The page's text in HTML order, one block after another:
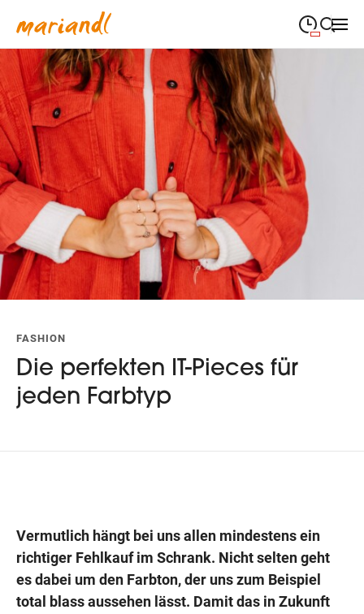
Suche schließen
Montag
MONTAG 09:00
Dienstag
DIENSTAG 09:00
Mittwoch
MITTWOCH 09:00
Donnerstag
DONNERSTAG 09:00—
Freitag
FREITAG 09:00 —
Samstag
SAMSTAG Feiertags geschlossen
FASHION
Die perfekten IT-Pieces für
jeden Farbtyp
Vermutlich hängt bei uns allen mindestens ein
richtiger Fehlkauf im Schrank. Nicht selten geht
es dabei um den Farbton, der uns zum Beispiel
total blass aussehen lässt. Damit das in Zukunft